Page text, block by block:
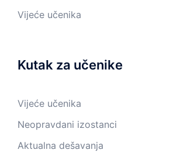
Vijeće učenika
Kutak za učenike
Vijeće učenika
Neopravdani izostanci
Aktualna dešavanja